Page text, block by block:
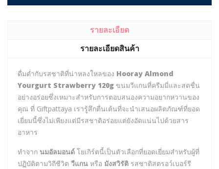
รายละเอียด
รายละเอียดสินค้า
ดื่มด่ำกับรสชาติที่น่าหลงใหลของ Hooray Almond
Yourgurt Strawberry 120g ขนมวีแกนที่ครีมมี่และสดชื่น
อย่างอร่อยซึ่งเหมาะสำหรับการตอบสนองความอยากหวานของ
คุณ ที่ Giftpattaya เรารู้สึกตื่นเต้นที่จะนำเสนอผลิตภัณฑ์ที่ยอด
เยี่ยมนี้ซึ่งไม่เพียงแต่มีรสชาติอร่อยแต่ยังอัดแน่นไปด้วยสาร
อาหาร
ทำจาก นมอัลมอนด์ โยเกิร์ตนี้เป็นตัวเลือกที่ยอดเยี่ยมสำหรับผู้ที่
ปฏิบัติตามวิถีชีวิต วีแกน หรือ มังสวิรัติ รสชาติสตรอว์เบอร์รี